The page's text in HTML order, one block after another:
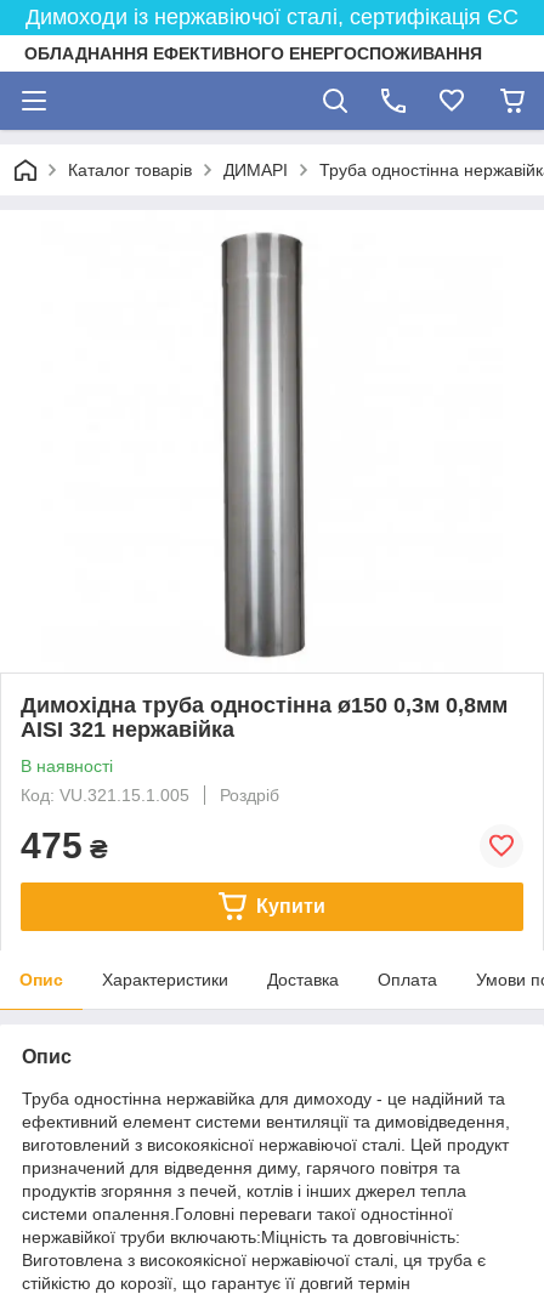
Димоходи із нержавіючої сталі, сертифікація ЄС
ОБЛАДНАННЯ ЕФЕКТИВНОГО ЕНЕРГОСПОЖИВАННЯ
Каталог товарів ДИМАРІ Труба одностінна
Димохідна труба одностінна ø150 0,3м 0,8мм
AISI 321 нержавійка
В наявності
Код: VU.321.15.1.005
Роздріб
475 ₴
Купити
Опис Характеристики Доставка Оплата Умови
Опис
Труба одностінна нержавійка для димоходу - це надійний та
ефективний елемент системи вентиляції та димовідведення,
виготовлений з високоякісної нержавіючої сталі. Цей продукт
призначений для відведення диму, гарячого повітря та
продуктів згоряння з печей, котлів і інших джерел тепла
системи опалення.Головні переваги такої одностінної
нержавійкої труби включають:Міцність та довговічність:
Виготовлена з високоякісної нержавіючої сталі, ця труба є
стійкістю до корозії, що гарантує її довгий термін